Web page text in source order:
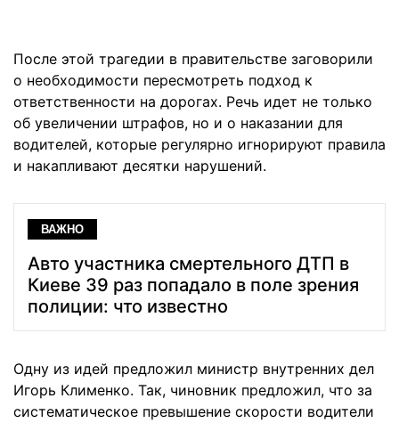
После этой трагедии в правительстве заговорили
о необходимости пересмотреть подход к
ответственности на дорогах. Речь идет не только
об увеличении штрафов, но и о наказании для
водителей, которые регулярно игнорируют правила
и накапливают десятки нарушений.
ВАЖНО
Авто участника смертельного ДТП в
Киеве 39 раз попадало в поле зрения
полиции: что известно
Одну из идей предложил министр внутренних дел
Игорь Клименко. Так, чиновник предложил, что за
систематическое превышение скорости водители